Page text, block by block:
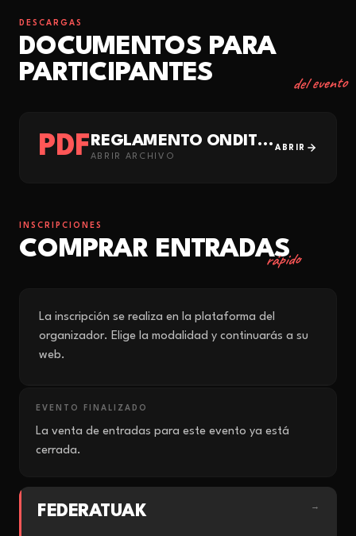
DESCARGAS
DOCUMENTOS PARA
PARTICIPANTES
del evento
PDF REGLAMENTO ONDITZ 2026KO ONDITZ ARAUDIA
ABRIR ARCHIVO
ABRIR
INSCRIPCIONES
COMPRAR ENTRADAS
rápido
La inscripción se realiza en la plataforma del
organizador. Elige la modalidad y continuarás a su
web.
EVENTO FINALIZADO
La venta de entradas para este evento ya está
cerrada.
FEDERATUAK →